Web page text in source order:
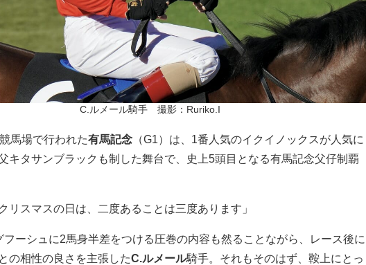
C.ルメール騎手　撮影：Ruriko.I
馬場で行われた有馬記念 （G1）は、1番人気のイクイノックスが人気に
キタサンブラックも制した舞台で、史上5頭目となる有馬記念父仔制覇
リスマスの日は、二度あることは三度あります」
ーシュに2馬身半差をつける圧巻の内容も然ることながら、レース後に
の相性の良さを主張したC.ルメール騎手。それもそのはず、鞍上にとっ